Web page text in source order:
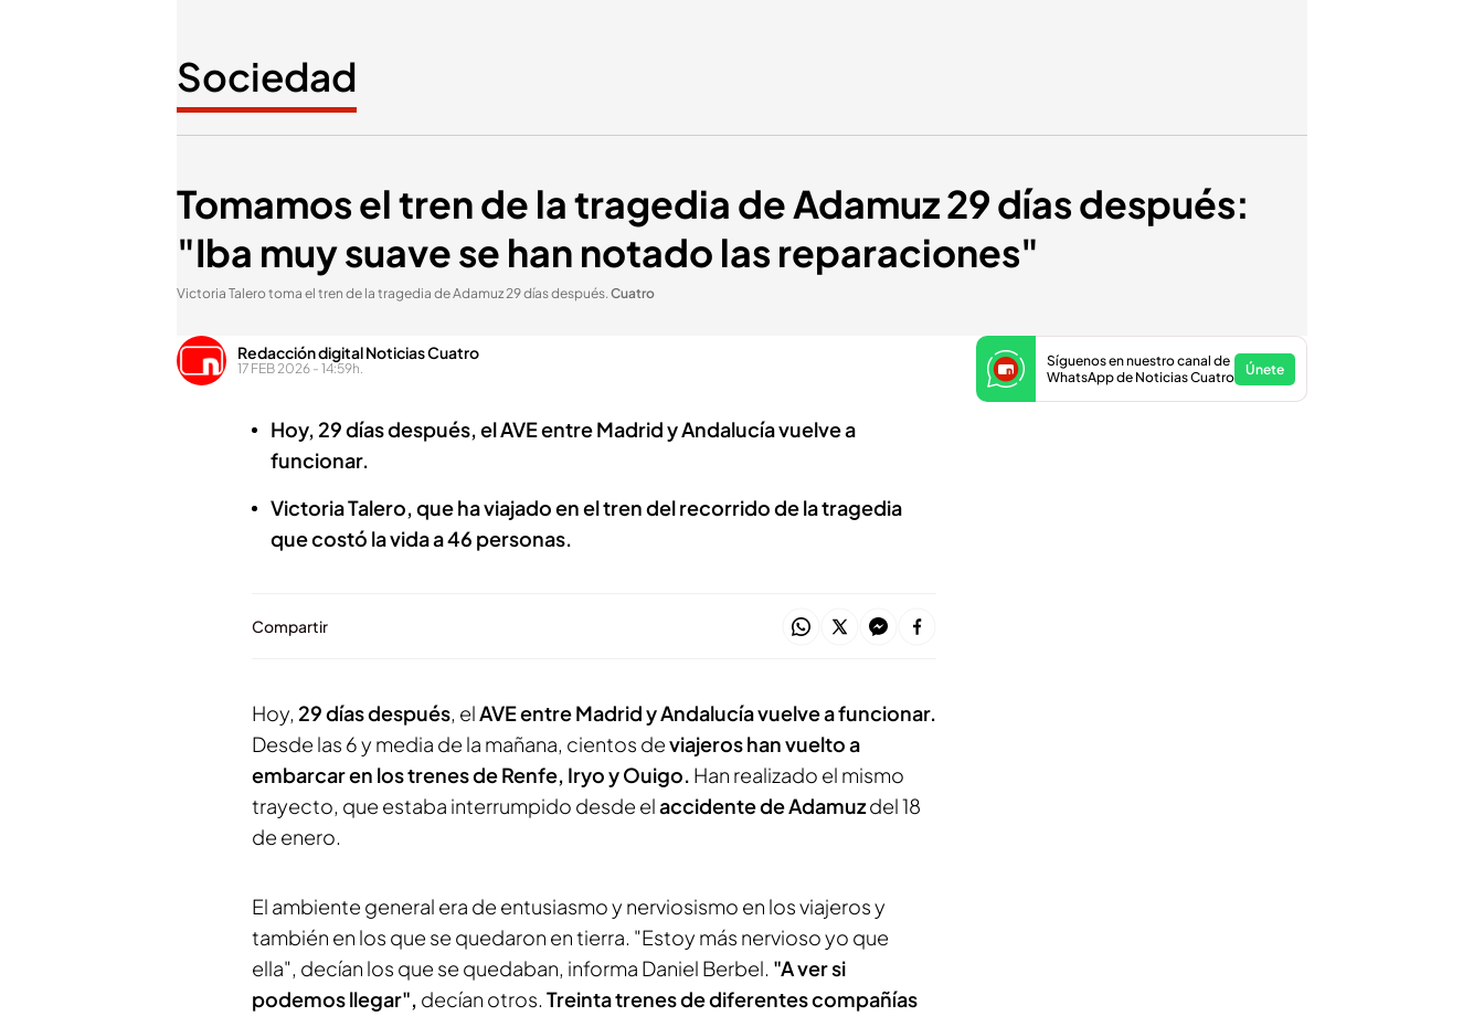
Sociedad
Tomamos el tren de la tragedia de Adamuz 29 días después:
"Iba muy suave se han notado las reparaciones"
Victoria Talero toma el tren de la tragedia de Adamuz 29 días después.Cuatro
Redacción digital Noticias Cuatro
17 FEB 2026 - 14:59h.
Hoy, 29 días después, el AVE entre Madrid y Andalucía vuelve a
funcionar.
Victoria Talero, que ha viajado en el tren del recorrido de la tragedia
que costó la vida a 46 personas.
Compartir
Hoy, 29 días después, elAVE entre Madrid y Andalucía vuelve a funcionar.
Desde las 6 y media de la mañana, cientos deviajeros han vuelto a
embarcar en los trenes de Renfe, Iryo y Ouigo. Han realizado el mismo
trayecto, que estaba interrumpido desde elaccidente de Adamuzdel 18
de enero.
El ambiente general era de entusiasmo y nerviosismo en los viajeros y
también en los que se quedaron en tierra. "Estoy más nervioso yo que
ella", decían los que se quedaban, informa Daniel Berbel. "A ver si
podemos llegar", decían otros. Treinta trenes de diferentes compañías
Síguenos en nuestro canal de
WhatsApp de Noticias Cuatro
Únete